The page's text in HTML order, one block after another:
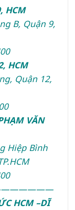
HCM
B, Quận 9,
HCM
Quận 12,
VĂN
Hiệp Bình
HCM –DĨ